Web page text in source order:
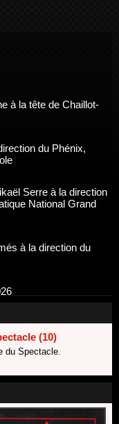
du Phénix,
Serre à la direction
National Grand
à la direction du
les lauréats 2026 !
Théâtre 2026
Saccomano à la
(10)
du Spectacle.